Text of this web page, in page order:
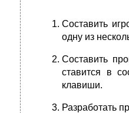
Составить
одну из
Составить
ставится в
клавиши.
Разработать